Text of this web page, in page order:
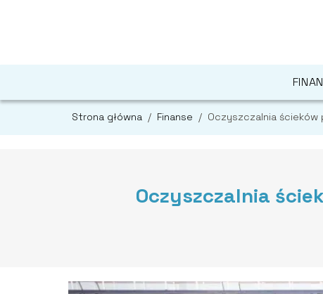
Strona główna / Finanse / Oczyszczalnia
Oczyszczalnia